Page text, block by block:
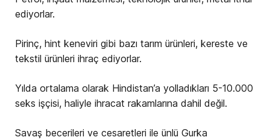
ediyorlar.
Pirinç, hint keneviri gibi bazı tarım ürünleri, kereste ve
tekstil ürünleri ihraç ediyorlar.
Yılda ortalama olarak Hindistan’a yolladıkları 5-10.000
seks işçisi, haliyle ihracat rakamlarına dahil değil.
Savaş becerileri ve cesaretleri ile ünlü Gurka